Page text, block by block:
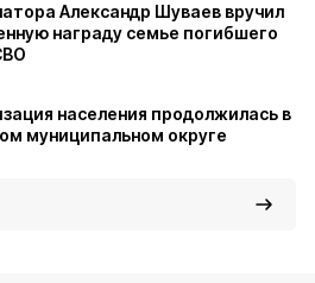
Александр Шуваев вручил
награду семье погибшего
населения продолжилась в
муниципальном округе